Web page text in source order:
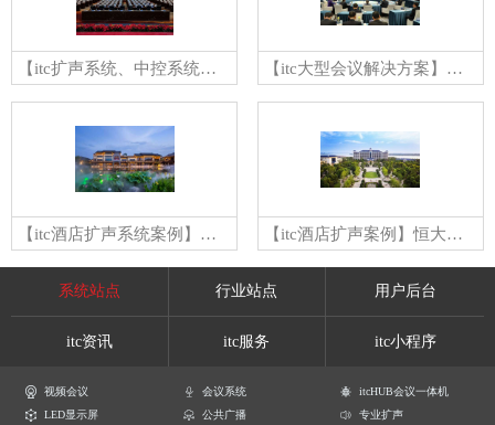
【itc扩声系统、中控系统案例】张家口蔚县正和饭店 【itc大型会议解决方案】三亚悦榕庄酒店
【itc酒店扩声系统案例】西安花间堂酒店 【itc酒店扩声案例】恒大酒店
系统站点 行业站点 用户后台
itc资讯 itc服务 itc小程序
视频会议 会议系统
itcHUB会议一体机
LED显示屏
公共广播 专业扩声